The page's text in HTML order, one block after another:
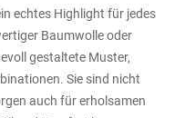
echtes Highlight für jedes
Baumwolle oder
gestaltete Muster,
Sie sind nicht
auch für erholsamen